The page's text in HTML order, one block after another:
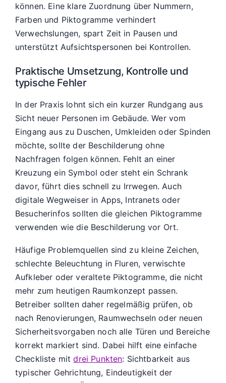
können. Eine klare Zuordnung über Nummern,
Farben und Piktogramme verhindert
Verwechslungen, spart Zeit in Pausen und
unterstützt Aufsichtspersonen bei Kontrollen.
Praktische Umsetzung, Kontrolle und
typische Fehler
In der Praxis lohnt sich ein kurzer Rundgang aus
Sicht neuer Personen im Gebäude. Wer vom
Eingang aus zu Duschen, Umkleiden oder Spinden
möchte, sollte der Beschilderung ohne
Nachfragen folgen können. Fehlt an einer
Kreuzung ein Symbol oder steht ein Schrank
davor, führt dies schnell zu Irrwegen. Auch
digitale Wegweiser in Apps, Intranets oder
Besucherinfos sollten die gleichen Piktogramme
verwenden wie die Beschilderung vor Ort.
Häufige Problemquellen sind zu kleine Zeichen,
schlechte Beleuchtung in Fluren, verwischte
Aufkleber oder veraltete Piktogramme, die nicht
mehr zum heutigen Raumkonzept passen.
Betreiber sollten daher regelmäßig prüfen, ob
nach Renovierungen, Raumwechseln oder neuen
Sicherheitsvorgaben noch alle Türen und Bereiche
korrekt markiert sind. Dabei hilft eine einfache
Checkliste mitdrei Punkten: Sichtbarkeit aus
typischer Gehrichtung, Eindeutigkeit der